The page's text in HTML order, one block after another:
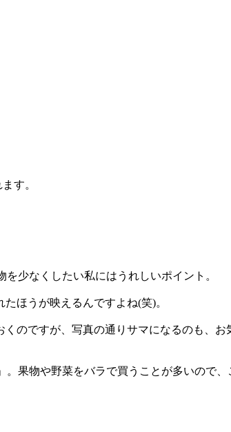
す。
少なくしたい私にはうれしいポイント。
ほうが映えるんですよね(笑)。
のですが、写真の通りサマになるのも、
。果物や野菜をバラで買うことが多いので、